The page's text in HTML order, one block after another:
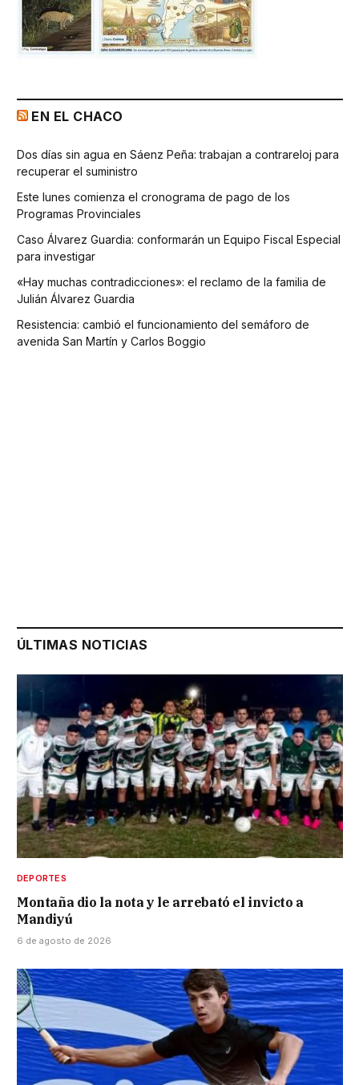
EN EL CHACO
Dos días sin agua en Sáenz Peña: trabajan a contrareloj para
recuperar el suministro
Este lunes comienza el cronograma de pago de los
Programas Provinciales
Caso Álvarez Guardia: conformarán un Equipo Fiscal Especial
para investigar
«Hay muchas contradicciones»: el reclamo de la familia de
Julián Álvarez Guardia
Resistencia: cambió el funcionamiento del semáforo de
avenida San Martín y Carlos Boggio
ÚLTIMAS NOTICIAS
DEPORTES
Montaña dio la nota y le arrebató el invicto a
Mandiyú
6 de agosto de 2026